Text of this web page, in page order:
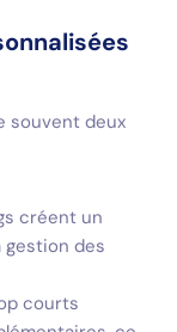
souvent deux
créent un
des
courts